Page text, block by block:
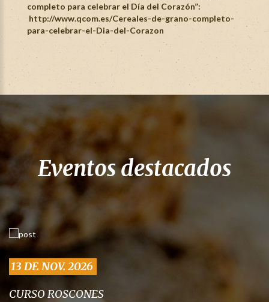
completo para celebrar el Día del Corazón”:
http://www.qcom.es/Cereales-de-grano-completo-
para-celebrar-el-Dia-del-Corazon
Eventos destacados
13 DE NOV. 2026
CURSO ROSCONES